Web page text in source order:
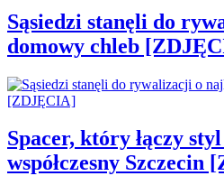
Sąsiedzi stanęli do
domowy chleb
Spacer, który łączy
współczesny Szczecin